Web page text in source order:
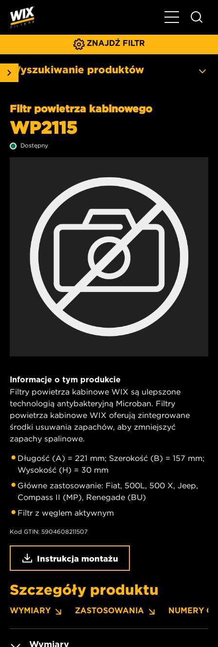
Pokaż/ukryj
ZNAJDŹ FILTR
Wyszukiwanie produktów
Filtr powietrza kabinowego
WP2115
Dostępny
Informacje o tym produkcie
Filtry powietrza kabinowe WIX są ulepszone
technologią antybakteryjną Microban. Filtry
powietrza kabinowe WIX oferują zintegrowane
środki usuwania zapachów, aby zmniejszyć
zapachy spalinowe.
Długość (A) = 221 mm; Szerokość (B) = 157 mm;
Wysokość (H) = 30 mm
Główne zastosowanie: Fiat, 500L, 500 X, Jeep,
Compass II (MP), Renegade (BU)
Filtr z węglem aktywnym
Kod GTIN: 5904608211507
Instrukcja montażu
Szczegóły produktu
WYMIARY ZASTOSOWANIA NUMERY OE
Wymiary